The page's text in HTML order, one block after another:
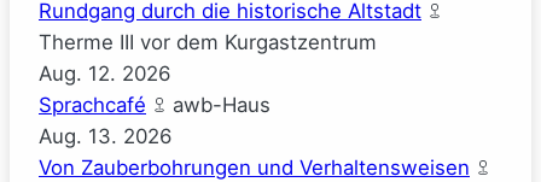
Rundgang durch die historische Altstadt
Therme III vor dem Kurgastzentrum
Aug. 12. 2026
Sprachcafé
awb-Haus
Aug. 13. 2026
Von Zauberbohrungen und Verhaltensweisen